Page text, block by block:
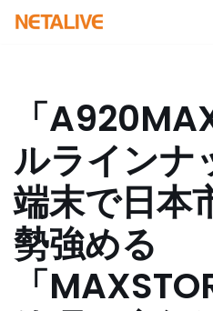
へ
ス
キ
ッ
プ
「
ルラインナ
端末で日本
勢強める
「